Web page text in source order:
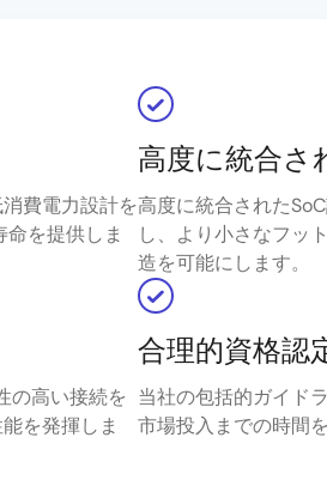
費電力設計を
を提供しま
高度に統合さ
高度に統合された
し、より小さなフッ
造を可能にします。
の高い接続を
を発揮しま
合理的資格認
当社の包括的ガイド
市場投入までの時間